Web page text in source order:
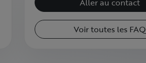
Aller au contact
Voir toutes les FAQ